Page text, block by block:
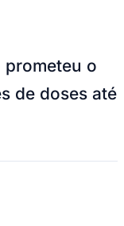
prometeu o
de doses até